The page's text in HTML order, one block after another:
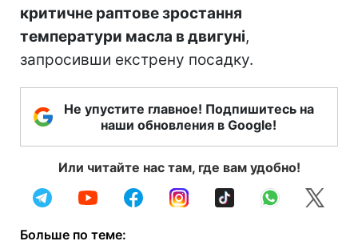
критичне раптове зростання
температури масла в двигуні,
запросивши екстрену посадку.
Не упустите главное! Подпишитесь на
наши обновления в Google!
Или читайте нас там, где вам удобно!
Больше по теме: